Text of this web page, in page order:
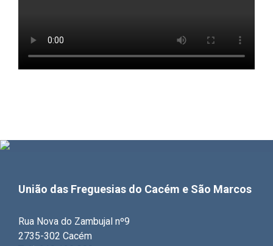
União das Freguesias do Cacém e São Marcos
Rua Nova do Zambujal nº9
2735-302 Cacém